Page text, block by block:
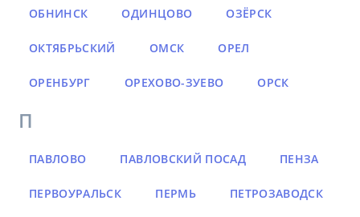
ОБНИНСК ОДИНЦОВО ОЗЁРСК
ОКТЯБРЬСКИЙ ОМСК ОРЕЛ
ОРЕНБУРГ ОРЕХОВО-ЗУЕВО ОРСК
П
ПАВЛОВО ПАВЛОВСКИЙ ПОСАД ПЕНЗА
ПЕРВОУРАЛЬСК ПЕРМЬ ПЕТРОЗАВОДСК